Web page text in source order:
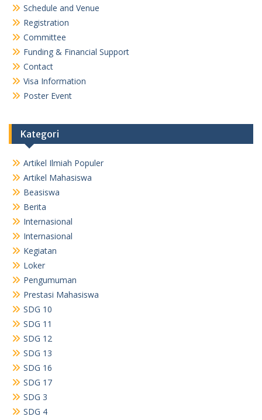
Schedule and Venue
Registration
Committee
Funding & Financial Support
Contact
Visa Information
Poster Event
Kategori
Artikel Ilmiah Populer
Artikel Mahasiswa
Beasiswa
Berita
Internasional
Internasional
Kegiatan
Loker
Pengumuman
Prestasi Mahasiswa
SDG 10
SDG 11
SDG 12
SDG 13
SDG 16
SDG 17
SDG 3
SDG 4